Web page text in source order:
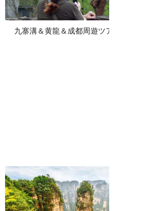
九寨溝＆黄龍＆成都周遊ツアー 4日間